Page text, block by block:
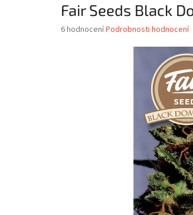
Fair Seeds Black
Průměrné
6 hodnoceníPodrobnosti hodnocení